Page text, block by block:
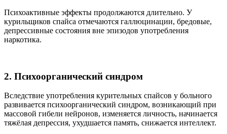
Психоактивные эффекты продолжаются длительно. У
курильщиков спайса отмечаются галлюцинации, бредовые,
депрессивные состояния вне эпизодов употребления
наркотика.
2. Психоорганический синдром
Вследствие употребления курительных спайсов у больного
развивается психоорганический синдром, возникающий при
массовой гибели нейронов, изменяется личность, начинается
тяжёлая депрессия, ухудшается память, снижается интеллект.